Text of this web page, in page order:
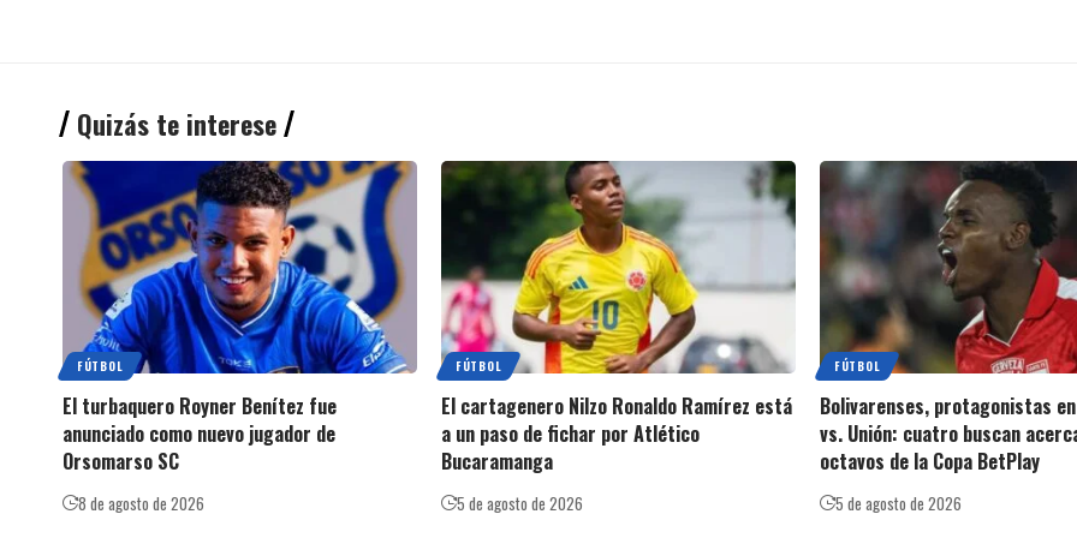
Quizás te interese
FÚTBOL
El turbaquero Royner Benítez fue
anunciado como nuevo jugador de
Orsomarso SC
8 de agosto de 2026
FÚTBOL
El cartagenero Nilzo Ronaldo Ramírez está
a un paso de fichar por Atlético
Bucaramanga
5 de agosto de 2026
FÚTBOL
Bolivarenses, protagonistas
vs. Unión: cuatro buscan
octavos de la Copa BetPlay
5 de agosto de 2026